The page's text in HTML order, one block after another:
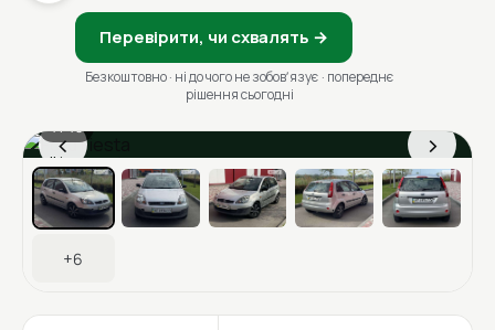
Перевірити, чи схвалять →
Безкоштовно · ні до чого не зобовʼязує · попереднє
рішення сьогодні
‹ ›
1 / 13
Ціна в місяць
+6